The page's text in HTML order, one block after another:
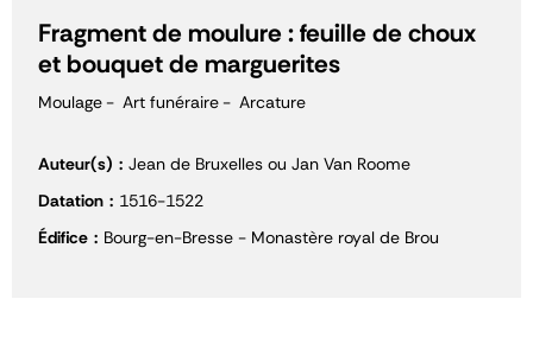
Fragment de moulure : feuille de choux
et bouquet de marguerites
Moulage Art funéraire Arcature
Auteur(s)
Jean de Bruxelles ou Jan Van Roome
Datation
1516-1522
Édifice
Bourg-en-Bresse - Monastère royal de Brou